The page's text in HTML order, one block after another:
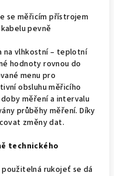
se měřicím přístrojem
pevně
na vlhkostní – teplotní
hodnoty rovnou do
menu pro
obsluhu měřicího
měření a intervalu
průběhy měření. Díky
změny dat.
technického
rukojeť se dá